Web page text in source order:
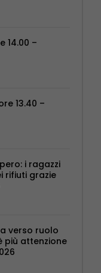
14.00 –
13.40 –
i ragazzi
rifiuti grazie
verso ruolo
più attenzione